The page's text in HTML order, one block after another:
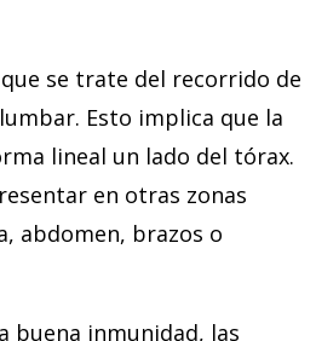
se trate del recorrido de
Esto implica que la
lineal un lado del tórax.
en otras zonas
abdomen, brazos o
buena inmunidad, las